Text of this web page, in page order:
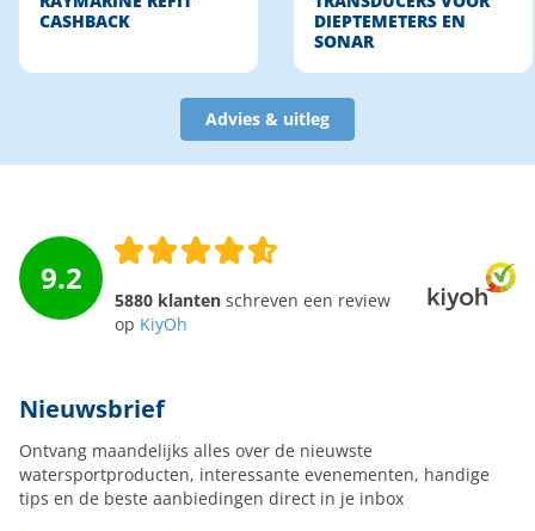
CASHBACK
DIEPTEMETERS EN
SONAR
Advies & uitleg
9.2
5880 klanten schreven een review
op KiyOh
Nieuwsbrief
Ontvang maandelijks alles over de nieuwste
watersportproducten, interessante evenementen, handige
tips en de beste aanbiedingen direct in je inbox